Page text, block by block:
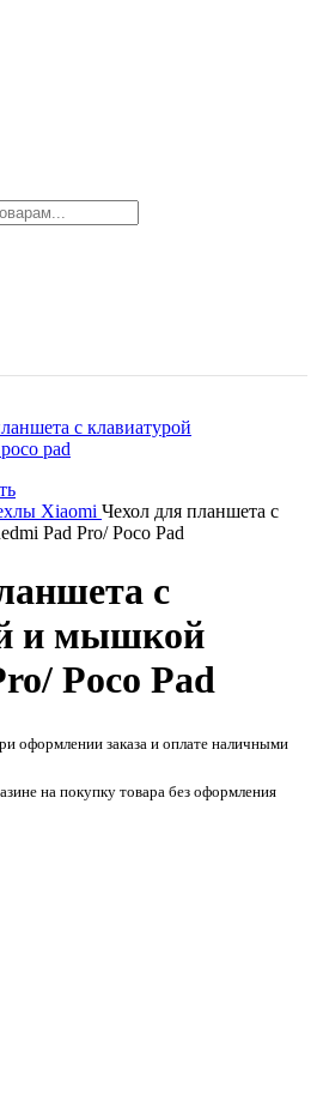
Xiaomi Чехол для планшета с
Pad Pro/ Poco Pad
с
и мышкой
Poco Pad
оформлении заказа и оплате наличными
на покупку товара без оформления